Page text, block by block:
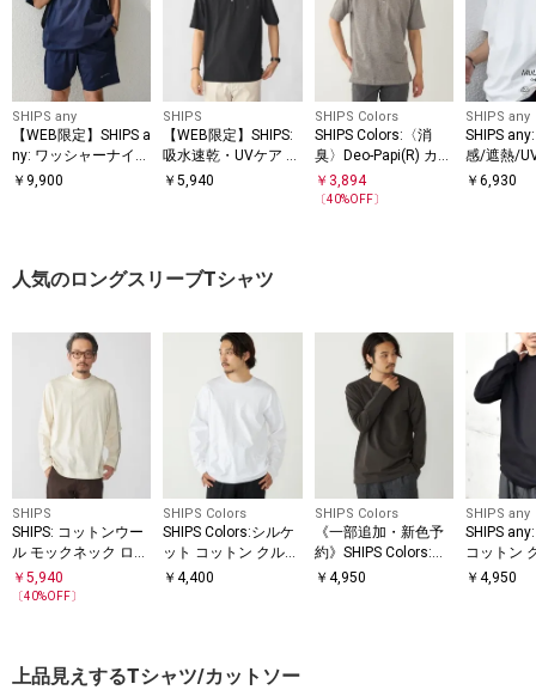
SHIPS any
【WEB限定】SHIPS a
ny: ワッシャーナイロ
ン スピンドル Tシャ
￥ 9,900
SHIPS
【WEB限定】SHIPS:
吸水速乾・UVケア Dr
ymix（R）ワンポイ
￥5,940
SHIPS Colors
SHIPS Colors:〈消
臭〉Deo-Papi(R) カノ
コ ボタンダウン ポロ
シャツ◇
￥ 3,894
〔40%OFF〕
SHIPS any
SHIPS
感/遮熱/
能等〉サ
￥6,930
人気のロングスリーブTシャツ
SHIPS
SHIPS: コットンウー
ル モックネック ロン
グスリーブ Tシャツ
￥ 5,940
〔40%OFF〕
SHIPS Colors
SHIPS Colors:シルケ
ット コットン クルー
ネック ロンT
￥4,400
SHIPS Colors
《一部追加・新色予
約》SHIPS Colors:
〈速乾〉AVANT(R)3
￥ 4,950
SHIPS any
SHIPS
コットン
ク Tシャ
￥4,950
上品見えするTシャツ/カットソー